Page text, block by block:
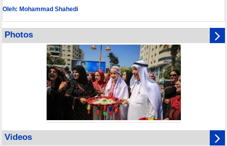
Oleh: Mohammad Shahedi
Photos
Videos